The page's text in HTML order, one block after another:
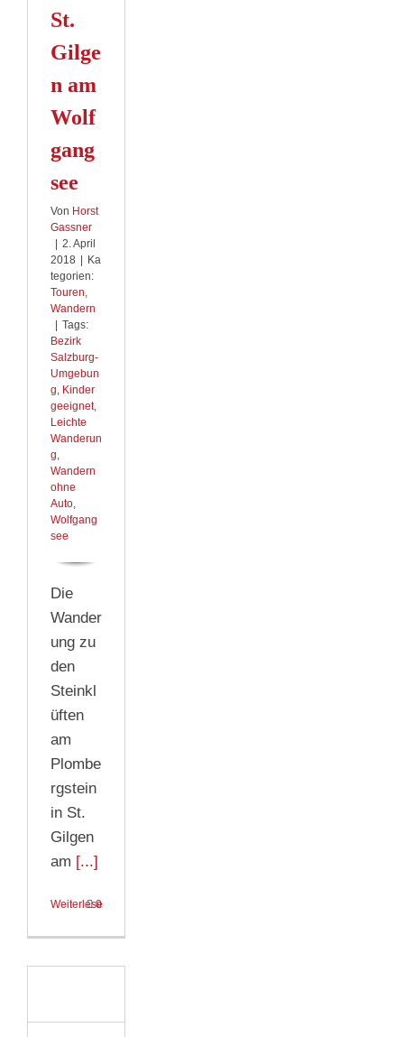
St.
Gilge
n am
Wolf
gang
see
Von Horst
Gassner
2. April
2018
Ka
tegorien:
Touren,
Wandern
Tags:
Bezirk
Salzburg-
Umgebun
g, Kinder
geeignet,
Leichte
Wanderun
g,
Wandern
ohne
Auto,
Wolfgang
see
Die
Wander
ung zu
den
Steinkl
üften
am
Plombe
rgstein
in St.
Gilgen
am [...]
Weiterlesen
0